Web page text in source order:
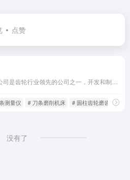
点赞
测量仪 # 刀条磨削机床 # 圆柱齿轮磨齿机
没有了